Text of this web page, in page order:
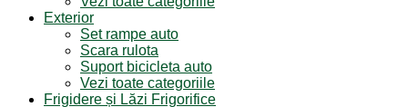
Exterior
Set rampe auto
Scara rulota
Suport bicicleta auto
Vezi toate categoriile
Frigidere și Lăzi Frigorifice